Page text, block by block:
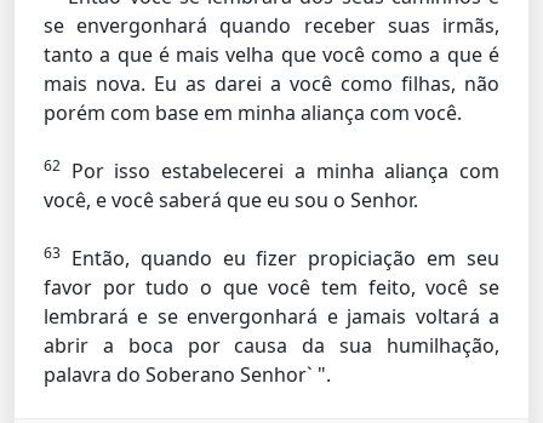
se envergonhará quando receber suas irmãs,
tanto a que é mais velha que você como a que é
mais nova. Eu as darei a você como filhas, não
porém com base em minha aliança com você.
62 Por isso estabelecerei a minha aliança com
você, e você saberá que eu sou o Senhor.
63 Então, quando eu fizer propiciação em seu
favor por tudo o que você tem feito, você se
lembrará e se envergonhará e jamais voltará a
abrir a boca por causa da sua humilhação,
palavra do Soberano Senhor` ".